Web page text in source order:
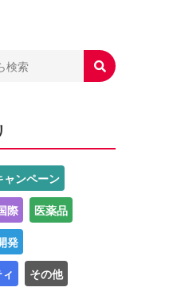

ャンペーン
際 医薬品
発
その他